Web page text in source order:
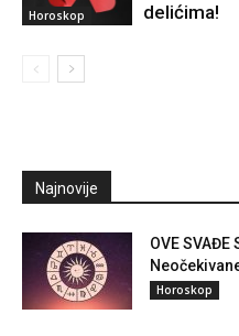
Horoskop
delićima!
Najnovije
OVE SVAĐE
Horoskop